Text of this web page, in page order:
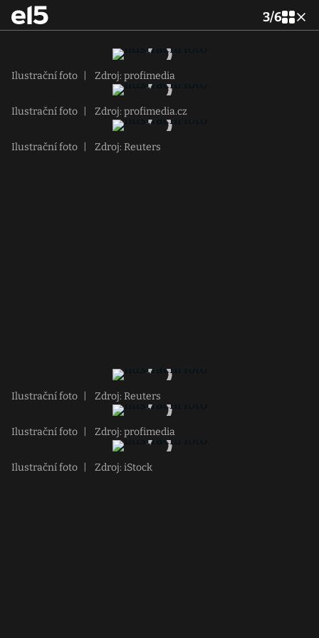
3/6
Ilustrační foto Zdroj: profimedia
Ilustrační foto Zdroj: profimedia.cz
Ilustrační foto Zdroj: Reuters
Ilustrační foto Zdroj: Reuters
Ilustrační foto Zdroj: profimedia
Ilustrační foto Zdroj: iStock